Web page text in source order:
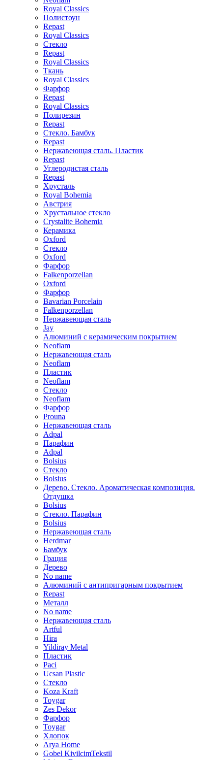
Royal Classics
Полистоун
Repast
Royal Classics
Стекло
Repast
Royal Classics
Ткань
Royal Classics
Фарфор
Repast
Royal Classics
Полирезин
Repast
Стекло. Бамбук
Repast
Нержавеющая сталь. Пластик
Repast
Углеродистая сталь
Repast
Хрусталь
Royal Bohemia
Австрия
Хрустальное стекло
Crystalite Bohemia
Керамика
Oxford
Стекло
Oxford
Фарфор
Falkenporzellan
Oxford
Фарфор
Bavarian Porcelain
Falkenporzellan
Нержавеющая сталь
Jay
Алюминий с керамическим покрытием
Neoflam
Нержавеющая сталь
Neoflam
Пластик
Neoflam
Стекло
Neoflam
Фарфор
Prouna
Нержавеющая сталь
Adpal
Парафин
Adpal
Bolsius
Стекло
Bolsius
Дерево. Стекло. Ароматическая композиция.
Отдушка
Bolsius
Стекло. Парафин
Bolsius
Нержавеющая сталь
Herdmar
Бамбук
Грация
Дерево
No name
Алюминий с антипригарным покрытием
Repast
Металл
No name
Нержавеющая сталь
Artful
Hira
Yildiray Metal
Пластик
Paci
Ucsan Plastic
Стекло
Koza Kraft
Toygar
Zes Dekor
Фарфор
Toygar
Хлопок
Arya Home
Gobel KivilcimTekstil